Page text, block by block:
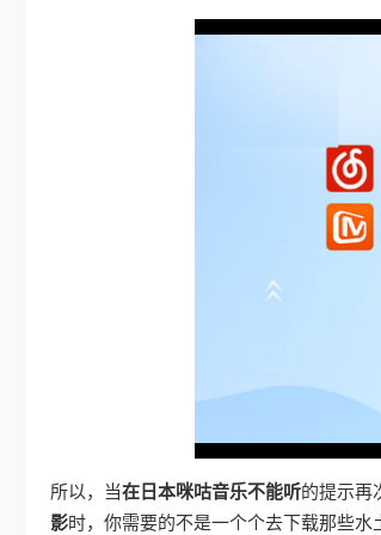
所以，当在日本咪咕音乐不能听的提示再
影时，你需要的不是一个个去下载那些